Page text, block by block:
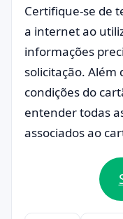
Certifique-se de
a internet ao
informações
solicitação. Além
condições do
entender todas
associados ao